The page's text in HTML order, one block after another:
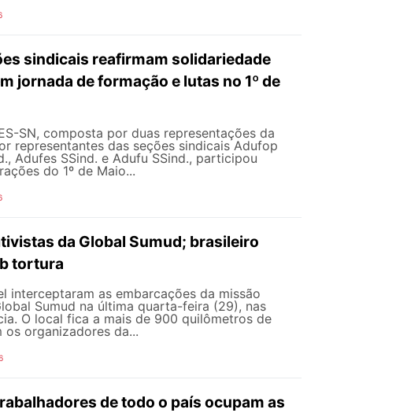
sindicais reafirmam solidariedade
jornada de formação e lutas no 1º de
SN, composta por duas representações da
representantes das seções sindicais Adufop
Adufes SSind. e Adufu SSind., participou
do 1º de Maio...
da Global Sumud; brasileiro
tortura
interceptaram as embarcações da missão
Sumud na última quarta-feira (29), nas
O local fica a mais de 900 quilômetros de
os organizadores da...
de todo o país ocupam as